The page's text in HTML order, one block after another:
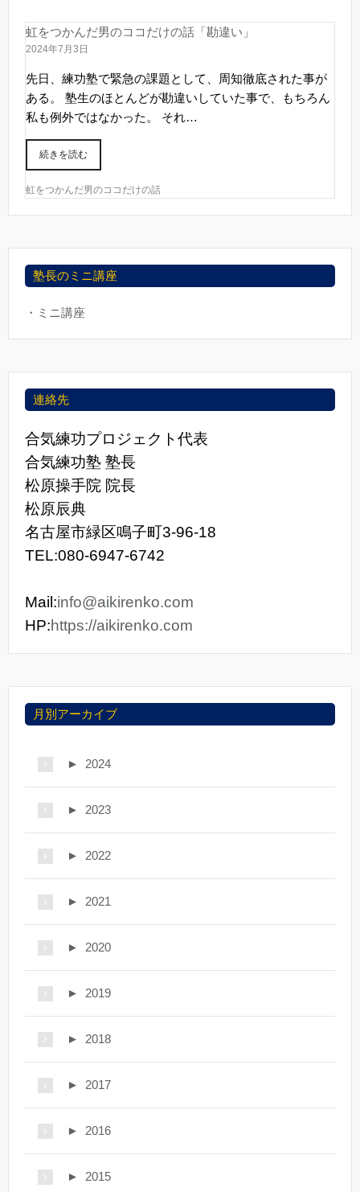
虹をつかんだ男のココだけの話「勘違い」
2024年7月3日
先日、練功塾で緊急の課題として、周知徹底された事が
ある。 塾生のほとんどが勘違いしていた事で、もちろん
私も例外ではなかった。 それ…
続きを読む
虹をつかんだ男のココだけの話
塾長のミニ講座
・ミニ講座
連絡先
合気練功プロジェクト代表
合気練功塾 塾長
松原操手院 院長
松原辰典
名古屋市緑区鳴子町3-96-18
TEL:080-6947-6742
Mail:info@aikirenko.com
HP:https://aikirenko.com
月別アーカイブ
► 2024
► 2023
► 2022
► 2021
► 2020
► 2019
► 2018
► 2017
► 2016
► 2015